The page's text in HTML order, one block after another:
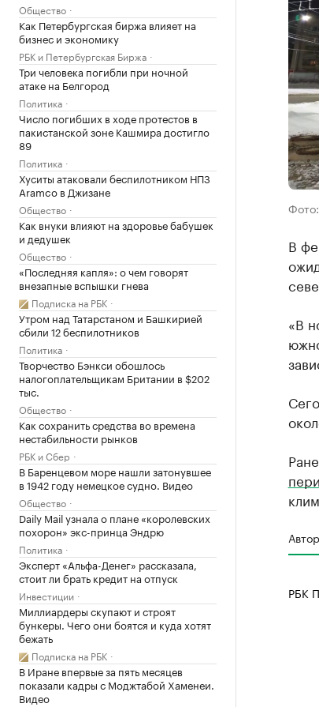
Общество
Как Петербургская биржа влияет на
бизнес и экономику
РБК и Петербургская Биржа
Три человека погибли при ночной
атаке на Белгород
Политика
Число погибших в ходе протестов в
пакистанской зоне Кашмира достигло
89
Политика
Хуситы атаковали беспилотником НПЗ
Aramco в Джизане
Общество
Как внуки влияют на здоровье бабушек
и дедушек
Общество
«Последняя капля»: о чем говорят
внезапные вспышки гнева
Подписка на РБК
Утром над Татарстаном и Башкирией
сбили 12 беспилотников
Политика
Творчество Бэнкси обошлось
налогоплательщикам Британии в $202
тыс.
Общество
Как сохранить средства во времена
нестабильности рынков
РБК и Сбер
В Баренцевом море нашли затонувшее
в 1942 году немецкое судно. Видео
Общество
Daily Mail узнала о плане «королевских
похорон» экс-принца Эндрю
Политика
Эксперт «Альфа-Денег» рассказала,
стоит ли брать кредит на отпуск
Инвестиции
Миллиардеры скупают и строят
бункеры. Чего они боятся и куда хотят
бежать
Подписка на РБК
В Иране впервые за пять месяцев
показали кадры с Моджтабой Хаменеи.
Видео
В
«В
РБК